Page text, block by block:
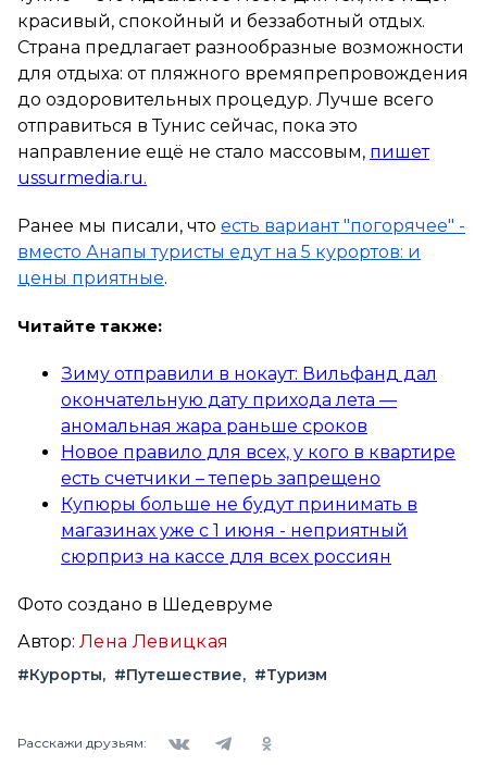
красивый, спокойный и беззаботный отдых.
Страна предлагает разнообразные возможности
для отдыха: от пляжного времяпрепровождения
до оздоровительных процедур. Лучше всего
отправиться в Тунис сейчас, пока это
направление ещё не стало массовым, пишет
ussurmedia.ru.
Ранее мы писали, что есть вариант "погорячее" -
вместо Анапы туристы едут на 5 курортов: и
цены приятные.
Читайте также:
Зиму отправили в нокаут: Вильфанд дал
окончательную дату прихода лета —
аномальная жара раньше сроков
Новое правило для всех, у кого в квартире
есть счетчики – теперь запрещено
Купюры больше не будут принимать в
магазинах уже с 1 июня - неприятный
сюрприз на кассе для всех россиян
Фото создано в Шедевруме
Автор: Лена Левицкая
#Курорты #Путешествие #Туризм
Расскажи друзьям: